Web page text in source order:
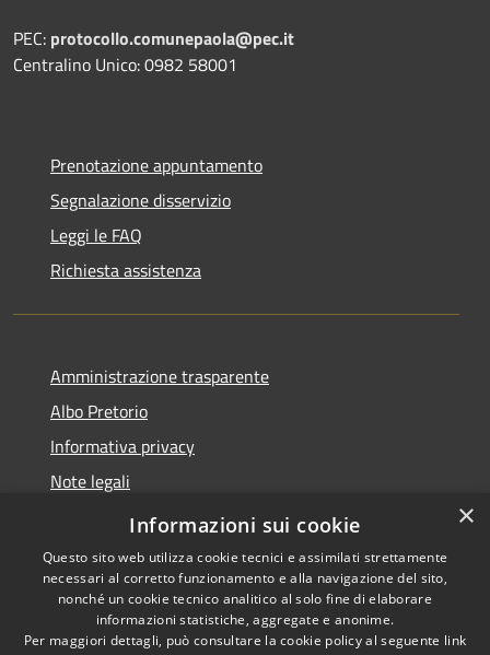
PEC: protocollo.comunepaola@pec.it
Centralino Unico: 0982 58001
Prenotazione appuntamento
Segnalazione disservizio
Leggi le FAQ
Richiesta assistenza
Amministrazione trasparente
Albo Pretorio
Informativa privacy
Note legali
Dichiarazione di accessibilità
Copyright © 2026 • Comune di
×
Informazioni sui cookie
Questo sito web utilizza cookie tecnici e assimilati strettamente
necessari al corretto funzionamento e alla navigazione del sito,
nonché un cookie tecnico analitico al solo fine di elaborare
informazioni statistiche, aggregate e anonime.
Per maggiori dettagli, può consultare la cookie policy al seguente link